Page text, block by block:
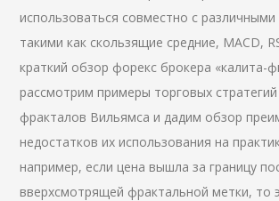
использоваться совместно с
такими как скользящие средние, MACD,
краткий обзор форекс брокера «калита-
рассмотрим примеры торговых
фракталов Вильямса и дадим обзор
недостатков их использования на
например, если цена вышла за границу
вверхсмотрящей фрактальной метки, то